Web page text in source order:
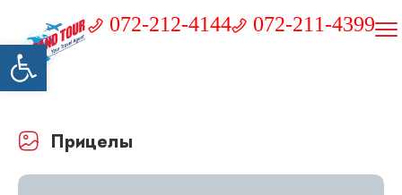
Открыть панель инструментов
072-212-4144 072-211-4399
Прицелы